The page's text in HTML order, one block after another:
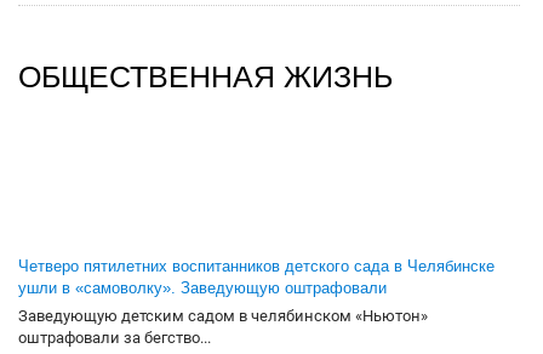
ОБЩЕСТВЕННАЯ ЖИЗНЬ
Четверо пятилетних воспитанников детского сада в Челябинске
ушли в «самоволку». Заведующую оштрафовали
Заведующую детским садом в челябинском «Ньютон»
оштрафовали за бегство...